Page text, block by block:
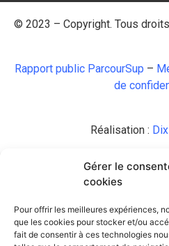
Gérer le
cookies
Pour offrir les meilleures expériences,
que les cookies pour stocker et/ou
fait de consentir à ces technologies
© 2023 – Copyright. Tous
Rapport public ParcourSup –
de
Réalisation :